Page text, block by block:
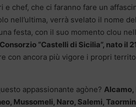
chef, che ci faranno fare un
nell’ultima, verrà svelato il nome
festa, con il suo momento clou
Consorzio “Castelli di Sicilia”, nato il
con ancora più vigore i propri
appassionante agòne? Alcamo,
Mussomeli, Naro, Salemi,